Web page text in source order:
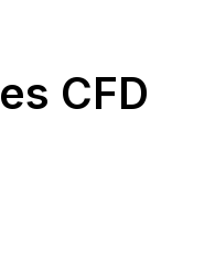
CFD